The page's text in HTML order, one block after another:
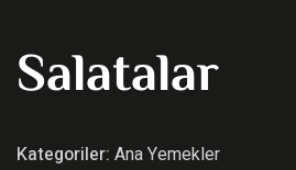
Salatalar
Kategoriler: Ana Yemekler